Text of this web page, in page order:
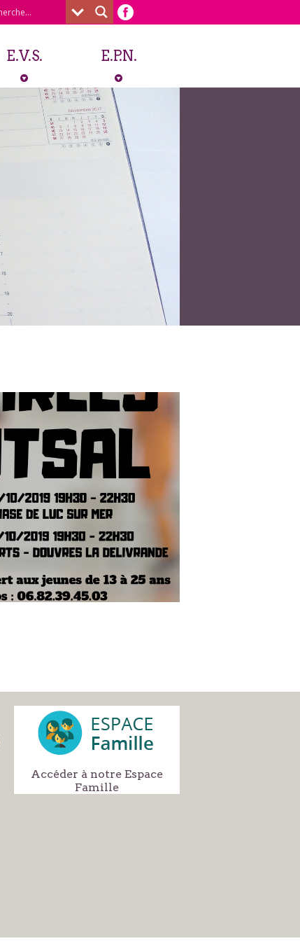
E.V.S. E.P.N.
Accéder à notre Espace
Famille